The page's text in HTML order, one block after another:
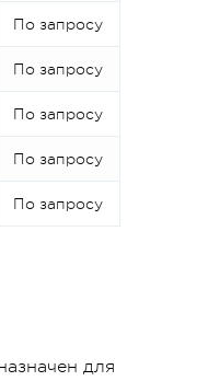
По запросу
По запросу
По запросу
По запросу
По запросу
для